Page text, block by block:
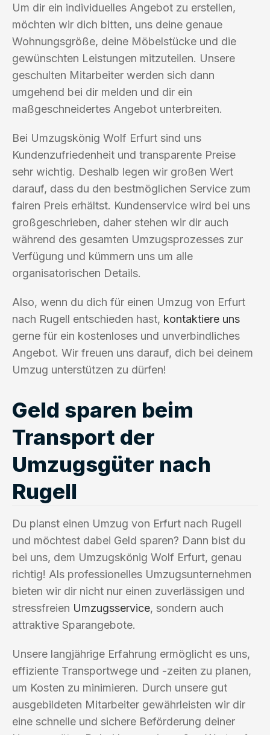
Um dir ein individuelles Angebot zu erstellen,
möchten wir dich bitten, uns deine genaue
Wohnungsgröße, deine Möbelstücke und die
gewünschten Leistungen mitzuteilen. Unsere
geschulten Mitarbeiter werden sich dann
umgehend bei dir melden und dir ein
maßgeschneidertes Angebot unterbreiten.
Bei Umzugskönig Wolf Erfurt sind uns
Kundenzufriedenheit und transparente Preise
sehr wichtig. Deshalb legen wir großen Wert
darauf, dass du den bestmöglichen Service zum
fairen Preis erhältst. Kundenservice wird bei uns
großgeschrieben, daher stehen wir dir auch
während des gesamten Umzugsprozesses zur
Verfügung und kümmern uns um alle
organisatorischen Details.
Also, wenn du dich für einen Umzug von Erfurt
nach Rugell entschieden hast, kontaktiere uns
gerne für ein kostenloses und unverbindliches
Angebot. Wir freuen uns darauf, dich bei deinem
Umzug unterstützen zu dürfen!
Geld sparen beim
Transport der
Umzugsgüter nach
Rugell
Du planst einen Umzug von Erfurt nach Rugell
und möchtest dabei Geld sparen? Dann bist du
bei uns, dem Umzugskönig Wolf Erfurt, genau
richtig! Als professionelles Umzugsunternehmen
bieten wir dir nicht nur einen zuverlässigen und
stressfreien Umzugsservice, sondern auch
attraktive Sparangebote.
Unsere langjährige Erfahrung ermöglicht es uns,
effiziente Transportwege und -zeiten zu planen,
um Kosten zu minimieren. Durch unsere gut
ausgebildeten Mitarbeiter gewährleisten wir dir
eine schnelle und sichere Beförderung deiner